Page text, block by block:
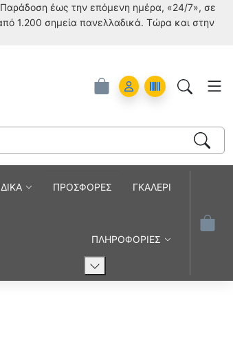
Παράδοση έως την επόμενη ημέρα, «24/7», σε
1.200 σημεία πανελλαδικά. Tώρα και στην
Account
Orders
ΠΡΟΣΦΟΡΕΣ ΓΚΑΛΕΡΙ
ΠΛΗΡΟΦΟΡΙΕΣ